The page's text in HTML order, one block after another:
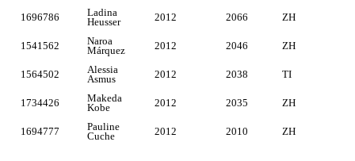
1696786
Ladina
Heusser
2012 2066 ZH
1541562
Naroa
Márquez
2012 2046 ZH
1564502
Alessia
Asmus
2012 2038 TI
1734426
Makeda
Kobe
2012 2035 ZH
1694777
Pauline
Cuche
2012 2010 ZH